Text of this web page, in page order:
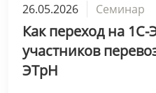
26.05.2026 Семинар
Как переход на
участников
ЭТрН